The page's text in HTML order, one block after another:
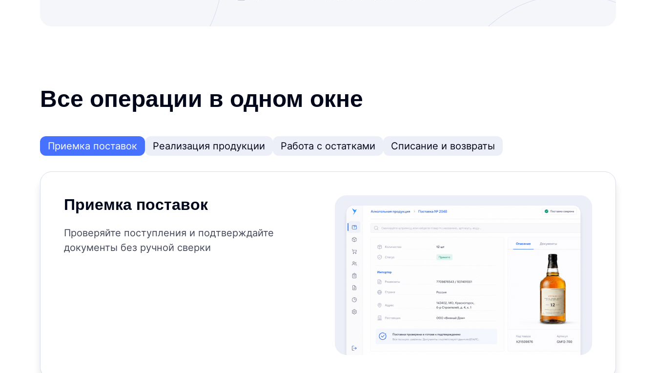
Все операции в одном окне
Приемка поставок Реализация продукции Работа с остатками Списание и возвраты
Приемка поставок
Проверяйте поступления и подтверждайте
документы без ручной сверки